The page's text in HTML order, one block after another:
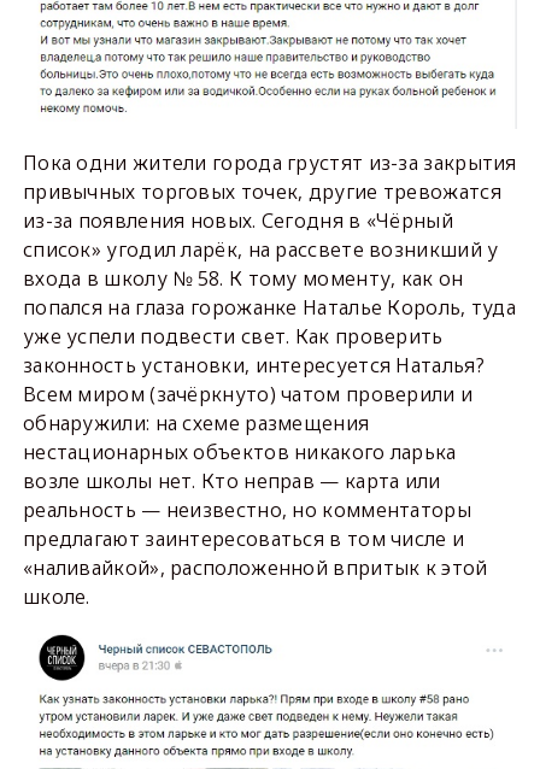
Пока одни жители города грустят из-за закрытия
привычных торговых точек, другие тревожатся
из-за появления новых. Сегодня в «Чёрный
список» угодил ларёк, на рассвете возникший у
входа в школу № 58. К тому моменту, как он
попался на глаза горожанке Наталье Король, туда
уже успели подвести свет. Как проверить
законность установки, интересуется Наталья?
Всем миром (зачёркнуто) чатом проверили и
обнаружили: на схеме размещения
нестационарных объектов никакого ларька
возле школы нет. Кто неправ — карта или
реальность — неизвестно, но комментаторы
предлагают заинтересоваться в том числе и
«наливайкой», расположенной впритык к этой
школе.